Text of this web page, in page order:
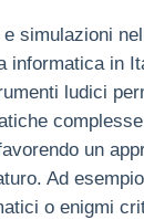
e simulazioni
informatica in
ludici
un
Ad
o enigmi